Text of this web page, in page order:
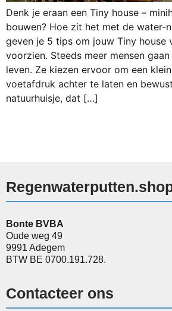
Denk je eraan een Tiny house –
bouwen? Hoe zit het met de water-
geven je 5 tips om jouw Tiny house
voorzien. Steeds meer mensen
leven. Ze kiezen ervoor om een
voetafdruk achter te laten en
natuurhuisje, dat […]
Bonte BVBA
Oude weg 49
9991 Adegem
BTW BE 0700.191.728.
Contacteer ons